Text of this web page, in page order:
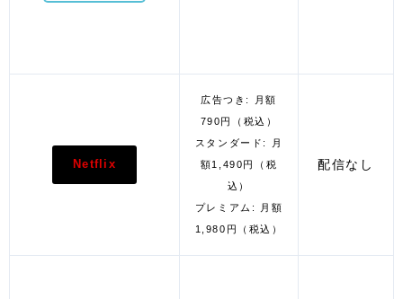
Netflix
広告つき: 月額
790円（税込）
スタンダード: 月
額1,490円（税
込）
プレミアム: 月額
1,980円（税込）
配信なし